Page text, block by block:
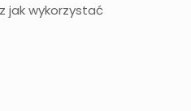
jak wykorzystać